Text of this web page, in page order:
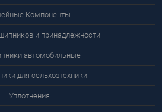
Компоненты
и принадлежности
автомобильные
для сельхозтехники
Уплотнения